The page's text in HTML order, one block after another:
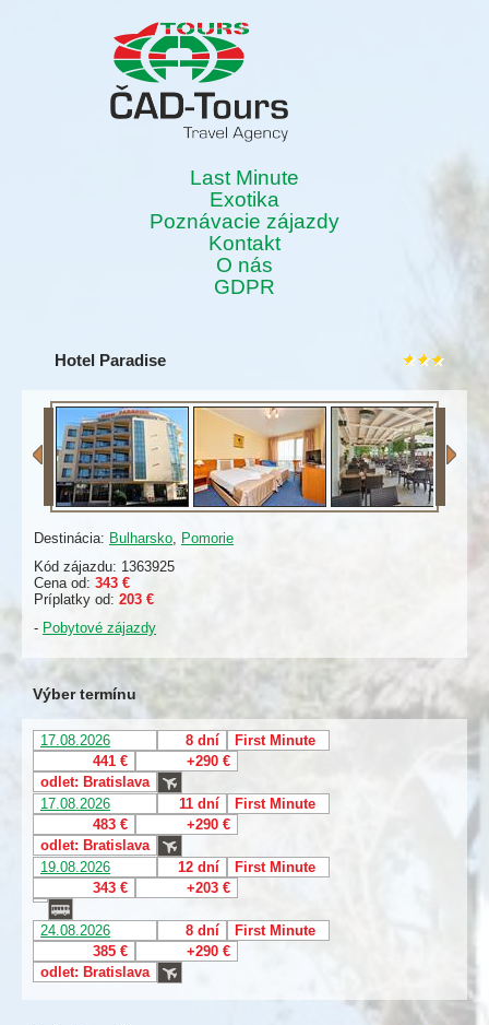
Last Minute
Exotika
Poznávacie zájazdy
Kontakt
O nás
GDPR
Hotel Paradise
Destinácia: Bulharsko, Pomorie
Kód zájazdu: 1363925
Cena od: 343 €
Príplatky od: 203 €
- Pobytové zájazdy
Výber termínu
17.08.2026 8 dní
First Minute
441 €
+290 €
odlet: Bratislava
17.08.2026
11 dní
First Minute
483 €
+290 €
odlet: Bratislava
19.08.2026
12 dní
First Minute
343 €
+203 €
24.08.2026 8 dní
First Minute
385 €
+290 €
odlet: Bratislava